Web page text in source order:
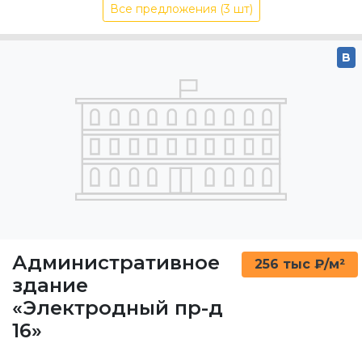
Все предложения (3 шт)
B
Административное
здание
«Электродный пр-д
16»
256 тыс ₽/м²